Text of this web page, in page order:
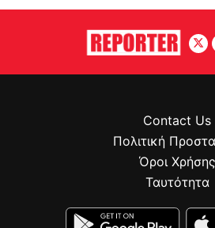
Contact Us
Πολιτική
Όροι Χρήσης
Ταυτότητα